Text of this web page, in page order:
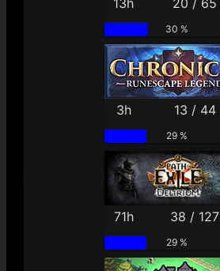
13h 20 / 65
30 %
3h 13 / 44
29 %
71h 38 / 127
29 %